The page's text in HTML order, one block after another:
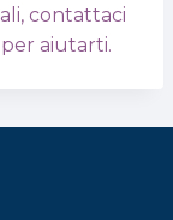
contattaci
aiutarti.